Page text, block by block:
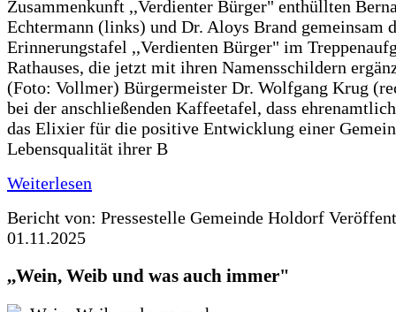
Zusammenkunft ,,Verdienter Bürger" enthüllten
Echtermann (links) und Dr. Aloys Brand gemeinsam
Erinnerungstafel ,,Verdienten Bürger" im
Rathauses, die jetzt mit ihren Namensschildern
(Foto: Vollmer) Bürgermeister Dr. Wolfgang Krug
bei der anschließenden Kaffeetafel, dass
das Elixier für die positive Entwicklung einer
Lebensqualität ihrer B
Weiterlesen
Bericht von: Pressestelle Gemeinde Holdorf
01.11.2025
,,Wein, Weib und was auch immer"